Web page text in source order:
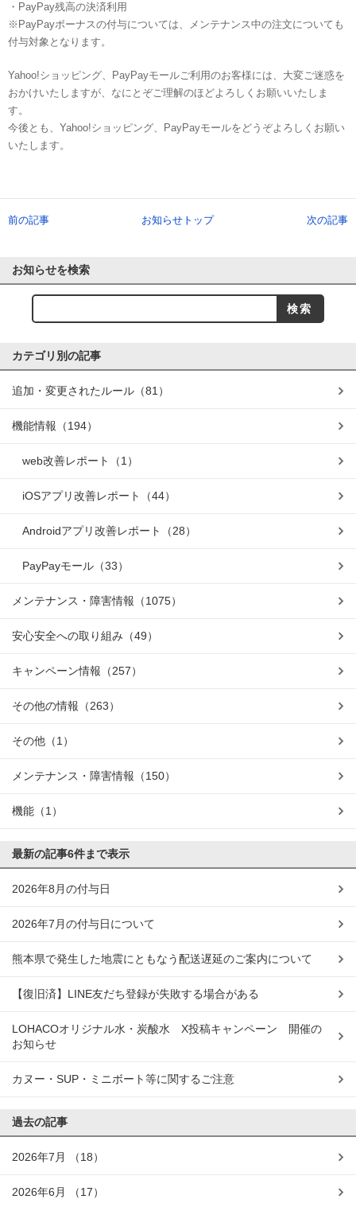
・PayPay残高の決済利用
※PayPayボーナスの付与については、メンテナンス中の注文についても
付与対象となります。
Yahoo!ショッピング、PayPayモールご利用のお客様には、大変ご迷惑を
おかけいたしますが、なにとぞご理解のほどよろしくお願いいたしま
す。
今後とも、Yahoo!ショッピング、PayPayモールをどうぞよろしくお願い
いたします。
前の記事 お知らせトップ 次の記事
お知らせを検索
カテゴリ別の記事
追加・変更されたルール （81）
機能情報 （194）
web改善レポート （1）
iOSアプリ改善レポート （44）
Androidアプリ改善レポート （28）
PayPayモール （33）
メンテナンス・障害情報 （1075）
安心安全への取り組み （49）
キャンペーン情報 （257）
その他の情報 （263）
その他 （1）
メンテナンス・障害情報 （150）
機能 （1）
最新の記事6件まで表示
2026年8月の付与日
2026年7月の付与日について
熊本県で発生した地震にともなう配送遅延のご案内について
【復旧済】LINE友だち登録が失敗する場合がある
LOHACOオリジナル水・炭酸水 X投稿キャンペーン 開催の
お知らせ
カヌー・SUP・ミニボート等に関するご注意
過去の記事
2026年7月 （18）
2026年6月 （17）